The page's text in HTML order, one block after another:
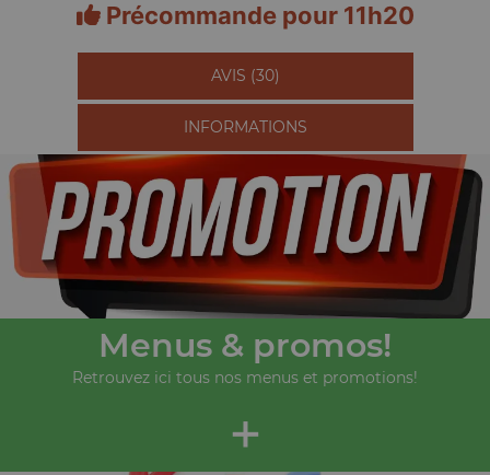
Précommande pour 11h20
AVIS (30)
INFORMATIONS
Menus & promos!
Retrouvez ici tous nos menus et promotions!
+